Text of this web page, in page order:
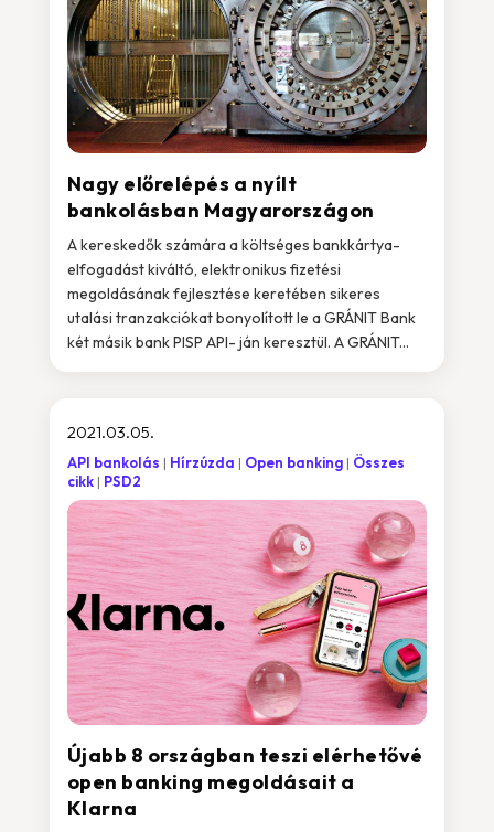
Nagy előrelépés a nyílt
bankolásban Magyarországon
A kereskedők számára a költséges bankkártya-
elfogadást kiváltó, elektronikus fizetési
megoldásának fejlesztése keretében sikeres
utalási tranzakciókat bonyolított le a GRÁNIT Bank
két másik bank PISP API- ján keresztül. A GRÁNIT...
Újabb 8 országban teszi elérhetővé
open banking megoldásait a
Klarna
2021.03.05.
API bankolás Hírzúzda Open banking
Összes
cikk
PSD2